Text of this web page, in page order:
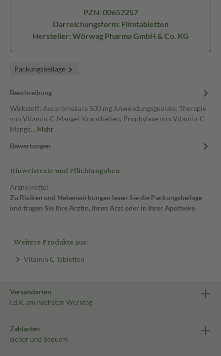
PZN: 00652257
Darreichungsform: Filmtabletten
Hersteller: Wörwag Pharma GmbH & Co. KG
Packungsbeilage
Beschreibung
Wirkstoff: Ascorbinsäure 500 mg Anwendungsgebiete: Therapie
von Vitamin-C-Mangel-Krankheiten; Prophylaxe von Vitamin-C-
Mange… Mehr
Bewertungen
Hinweistexte und Pflichtangaben
Arzneimittel
Zu Risiken und Nebenwirkungen lesen Sie die Packungsbeilage
und fragen Sie Ihre Ärztin, Ihren Arzt oder in Ihrer Apotheke.
Weitere Produkte aus:
Vitamin C Tabletten
Versandarten
i.d.R. am nächsten Werktag
Zahlarten
sicher und bequem